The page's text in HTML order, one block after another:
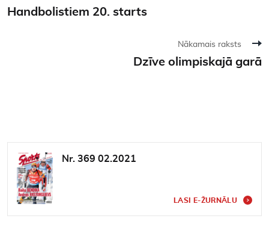
Handbolistiem 20. starts
Nākamais raksts
Dzīve olimpiskajā garā
Nr. 369 02.2021
LASI E-ŽURNĀLU